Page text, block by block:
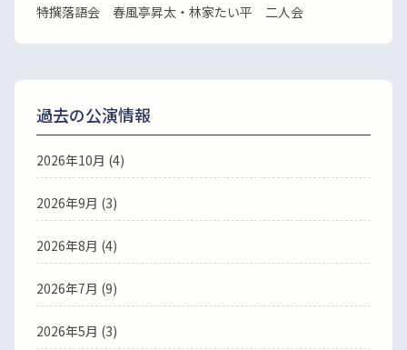
特撰落語会 春風亭昇太・林家たい平 二人会
過去の公演情報
2026年10月 (4)
2026年9月 (3)
2026年8月 (4)
2026年7月 (9)
2026年5月 (3)